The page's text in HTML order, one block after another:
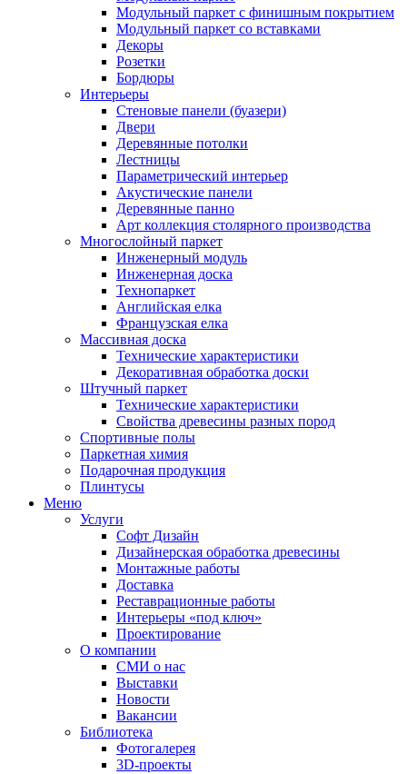
Модульный паркет с финишным покрытием
Модульный паркет со вставками
Декоры
Розетки
Бордюры
Интерьеры
Стеновые панели (буазери)
Двери
Деревянные потолки
Лестницы
Параметрический интерьер
Акустические панели
Деревянные панно
Арт коллекция столярного производства
Многослойный паркет
Инженерный модуль
Инженерная доска
Технопаркет
Английская елка
Французская елка
Массивная доска
Технические характеристики
Декоративная обработка доски
Штучный паркет
Технические характеристики
Свойства древесины разных пород
Спортивные полы
Паркетная химия
Подарочная продукция
Плинтусы
Меню
Услуги
Софт Дизайн
Дизайнерская обработка древесины
Монтажные работы
Доставка
Реставрационные работы
Интерьеры «под ключ»
Проектирование
О компании
СМИ о нас
Выставки
Новости
Вакансии
Библиотека
Фотогалерея
3D-проекты